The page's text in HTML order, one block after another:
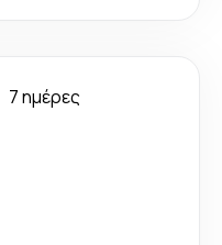
7 ημέρες